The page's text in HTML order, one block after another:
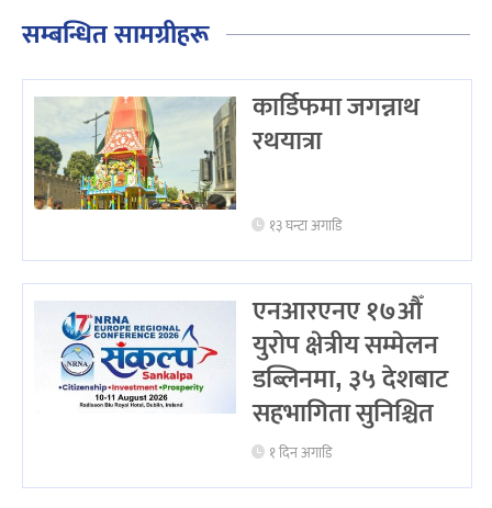
सम्बन्धित सामग्रीहरू
कार्डिफमा जगन्नाथ
रथयात्रा
१३ घन्टा अगाडि
एनआरएनए १७औँ
युरोप क्षेत्रीय सम्मेलन
डब्लिनमा, ३५ देशबाट
सहभागिता सुनिश्चित
१ दिन अगाडि